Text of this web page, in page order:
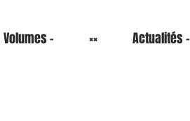
Volumes - ×× Actualités -